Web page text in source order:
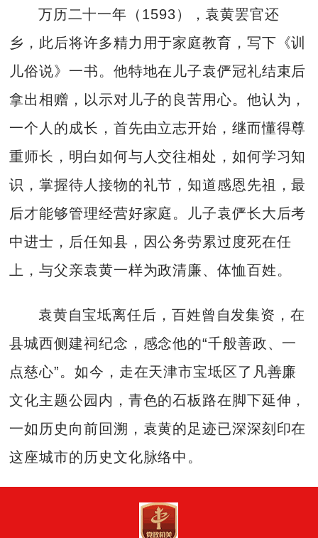
万历二十一年（1593），袁黄罢官还
乡，此后将许多精力用于家庭教育，写下《训
儿俗说》一书。他特地在儿子袁俨冠礼结束后
拿出相赠，以示对儿子的良苦用心。他认为，
一个人的成长，首先由立志开始，继而懂得尊
重师长，明白如何与人交往相处，如何学习知
识，掌握待人接物的礼节，知道感恩先祖，最
后才能够管理经营好家庭。儿子袁俨长大后考
中进士，后任知县，因公务劳累过度死在任
上，与父亲袁黄一样为政清廉、体恤百姓。
袁黄自宝坻离任后，百姓曾自发集资，在
县城西侧建祠纪念，感念他的“千般善政、一
点慈心”。如今，走在天津市宝坻区了凡善廉
文化主题公园内，青色的石板路在脚下延伸，
一如历史向前回溯，袁黄的足迹已深深刻印在
这座城市的历史文化脉络中。